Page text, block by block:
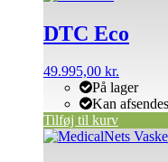
DTC Eco
49.995,00 kr.
På lager
Kan
Tilføj til kurv